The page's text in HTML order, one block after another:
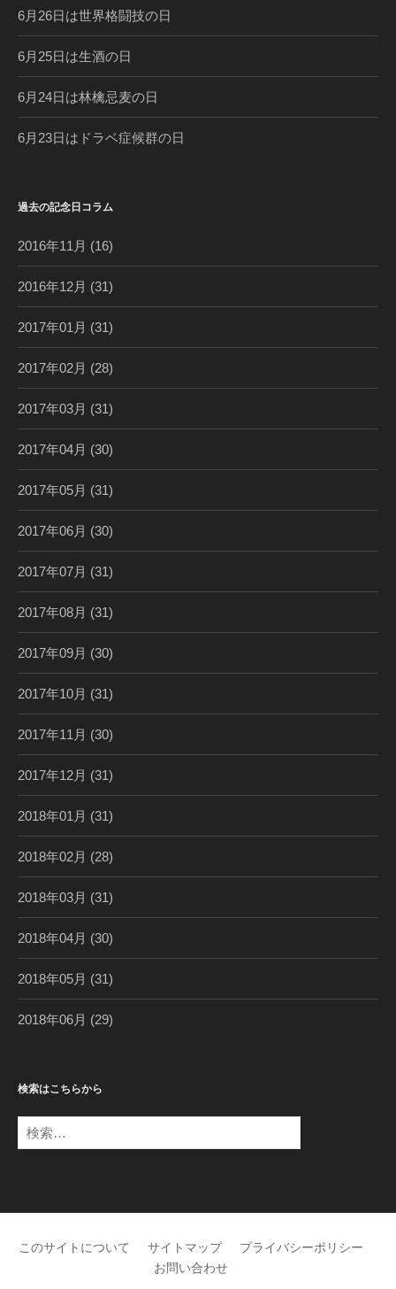
6月26日は世界格闘技の日
6月25日は生酒の日
6月24日は林檎忌麦の日
6月23日はドラベ症候群の日
過去の記念日コラム
2016年11月 (16)
2016年12月 (31)
2017年01月 (31)
2017年02月 (28)
2017年03月 (31)
2017年04月 (30)
2017年05月 (31)
2017年06月 (30)
2017年07月 (31)
2017年08月 (31)
2017年09月 (30)
2017年10月 (31)
2017年11月 (30)
2017年12月 (31)
2018年01月 (31)
2018年02月 (28)
2018年03月 (31)
2018年04月 (30)
2018年05月 (31)
2018年06月 (29)
検索はこちらから
検
索
このサイトについて サイトマップ
プライバシーポリシー
お問い合わせ